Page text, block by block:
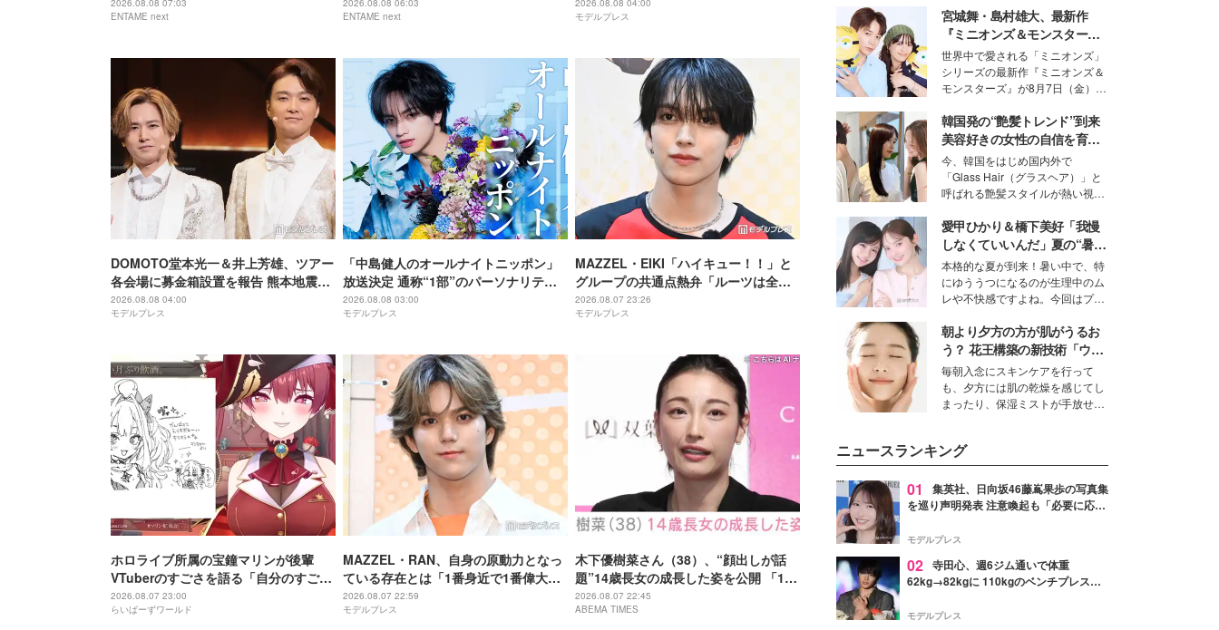
ENTAME next
ENTAME next
モデルプレス
DOMOTO堂本光一＆井上芳雄、ツアー
各会場に募金箱設置を報告 熊本地震受
け「ステージから元気を届けられる形
になれば」
2026.08.08 04:00
モデルプレス
「中島健人のオールナイトニッポン」
放送決定 通称“1部”のパーソナリティ
初担当
2026.08.08 03:00
モデルプレス
MAZZEL・EIKI「ハイキュー！！」と
グループの共通点熱弁「ルーツは全然
違うんですけど」
2026.08.07 23:26
モデルプレス
ホロライブ所属の宝鐘マリンが後輩
VTuberのすごさを語る「自分のすごさ
に気づいてない」
2026.08.07 23:00
らいばーずワールド
MAZZEL・RAN、自身の原動力となっ
ている存在とは「1番身近で1番偉大な
存在」
2026.08.07 22:59
モデルプレス
木下優樹菜さん（38）、“顔出しが話
題”14歳長女の成長した姿を公開 「14
歳とは思えぬオトナっぽさ」「優樹菜
ちゃんにそっくりすぎる」など反響
2026.08.07 22:45
ABEMA TIMES
取締役兼クリエイティブディレク
ター・茅野しのぶ。一人ひとりの
個性に寄り添い、魅力を引き出す
衣装作りは、多くの女性たちに勇
気と自信を与え続けている。
宮城舞・島村雄大、最新作
『ミニオンズ＆モンスター
ズ』の魅力熱弁 ハチャメチャ
だけじゃない“友情と絆”に感
動
世界中で愛される「ミニオンズ」
シリーズの最新作『ミニオンズ＆
モンスターズ』が8月7日（金）に
ニオン好き”という共通点を持つモ
デルの宮城舞と島村雄大の特別対
談をお届け！それぞれの視点か
ら、今作ならではの魅力や予想外
の感動をもたらす奥深いストーリ
ーについて熱く語り合ってもらっ
た。
韓国発の“艶髪トレンド”到来
美容好きの女性の自信を育む
「ヘアケア事情」って？
今、韓国をはじめ国内外で
「Glass Hair（グラスヘア）」と
呼ばれる艶髪スタイルが熱い視線
ションの完成度を高めるベースと
して、“髪そのものの美しさ”に改
めて注目する人が増えている様
子。今回は、そんな憧れの艶やか
な髪を日常で叶える、美容好きの
女性たちのヘアケア事情を紹介し
ます。
愛甲ひかり＆橋下美好「我慢
しなくていいんだ」夏の“暑さ
対策”の新しい選択肢とは？
本格的な夏が到来！暑い中で、特
にゆううつになるのが生理中のム
レや不快感ですよね。今回はプラ
モデル・愛甲ひかりさんと橋下美
好さんを迎えて本音で女子会トー
ク。猛暑のお出かけを快適に過ご
すヒントや、2人が感動した夏の
生理の新常識にも迫りました。
朝より夕方の方が肌がうるお
う？ 花王構築の新技術「ウォ
ーターキャプチャリングスキ
ン（捕水肌）」がスキンケア
の常識を変える予感
毎朝入念にスキンケアを行って
も、夕方には肌の乾燥を感じてし
まったり、保湿ミストが手放せな
性を秘めた、革新的な「Water
Capturing Skin（ウォーターキャ
プチャリングスキン：捕水肌）」
技術を、花王が構築した。
ニュースランキング
01
集英社、日向坂46藤嶌果歩の写真集
を巡り声明発表 注意喚起も「必要に応じ
モデルプレス
02 寺田心、週6ジム通いで体重
62kg→82kgに 110kgのベンチプレス持
「かっこいい」と反響
モデルプレス